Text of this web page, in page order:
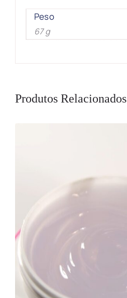
Peso
67 g
Produtos Relacionados